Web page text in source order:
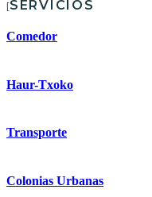
SERVICIOS
Comedor
Haur-Txoko
Transporte
Colonias Urbanas